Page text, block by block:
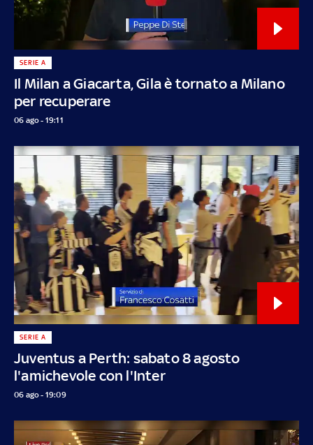
Il Milan a Giacarta, Gila è tornato a Milano
per recuperare
SERIE A
06 ago - 19:11
Juventus a Perth: sabato 8 agosto
l'amichevole con l'Inter
SERIE A
06 ago - 19:09